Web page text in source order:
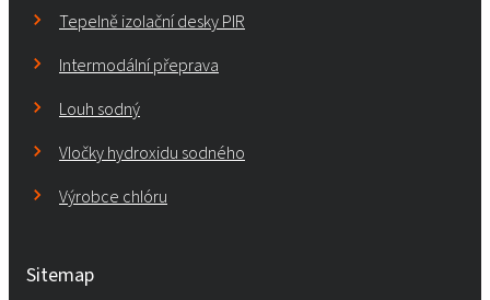
Tepelně izolační desky PIR
Intermodální přeprava
Louh sodný
Vločky hydroxidu sodného
Výrobce chlóru
Sitemap